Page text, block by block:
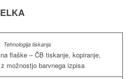
flaške – ČB tiskanje, kopiranje,
možnostjo barvnega izpisa